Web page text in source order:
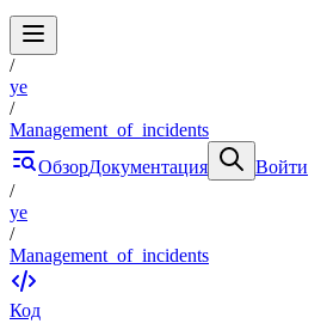
/
ye
/
Management_of_incidents
ОбзорДокументация
Войти
/
ye
/
Management_of_incidents
Код